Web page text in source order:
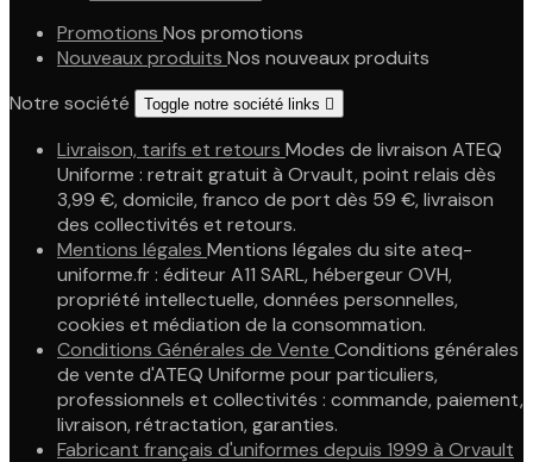
Promotions Nos promotions
Nouveaux produits Nos nouveaux produits
Notre société
Toggle notre société links 
Livraison, tarifs et retours Modes de livraison ATEQ
Uniforme : retrait gratuit à Orvault, point relais dès
3,99 €, domicile, franco de port dès 59 €, livraison
des collectivités et retours.
Mentions légales Mentions légales du site ateq-
uniforme.fr : éditeur A11 SARL, hébergeur OVH,
propriété intellectuelle, données personnelles,
cookies et médiation de la consommation.
Conditions Générales de Vente Conditions générales
de vente d'ATEQ Uniforme pour particuliers,
professionnels et collectivités : commande, paiement,
livraison, rétractation, garanties.
Fabricant français d'uniformes depuis 1999 à Orvault